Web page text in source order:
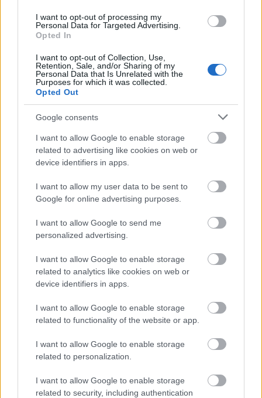
I want to opt-out of processing my
Personal Data for Targeted Advertising.
Opted In
I want to opt-out of Collection, Use,
Retention, Sale, and/or Sharing of my
Personal Data that Is Unrelated with the
Purposes for which it was collected.
Opted Out
Google consents
I want to allow Google to enable storage
related to advertising like cookies on web or
device identifiers in apps.
I want to allow my user data to be sent to
Google for online advertising purposes.
I want to allow Google to send me
personalized advertising.
I want to allow Google to enable storage
related to analytics like cookies on web or
device identifiers in apps.
I want to allow Google to enable storage
related to functionality of the website or app.
I want to allow Google to enable storage
related to personalization.
I want to allow Google to enable storage
related to security, including authentication
1Passwordletölthető iOS-re (iOS 9 felett),
Androidra (5.0 felett), Mac-re (OS X felett) vagy PC-re
A regisztráció 30 napos ingyenes használatot
engedélyez, utána pedig az egyszemélyes használat
3 dollárba kerül havonta. Ebbe az árba tartozik,
hogy az összes alkalmas készüléken futtatható a
program, interneten keresztül is elérhető, 1GB
visszamenőleges előzmények és email-es support.
A családi csomag 5 fő részére kínálja ugyan ezeket a
felügyelettel.